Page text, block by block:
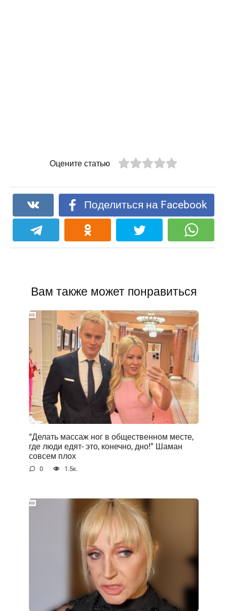
Оцените статью
Поделиться на Facebook
Вам также может понравиться
“Делать массаж ног в общественном месте,
где люди едят- это, конечно, дно!” Шаман
совсем плох
0 1.5к.